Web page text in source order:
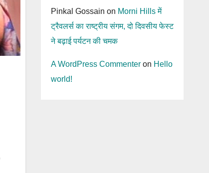
Pinkal Gossain on Morni Hills में
ट्रैवलर्स का राष्ट्रीय संगम, दो दिवसीय फेस्ट
ने बढ़ाई पर्यटन की चमक
A WordPress Commenteron Hello
world!